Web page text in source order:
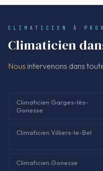
selon l'isolation et la
CLIMATICIEN À
Climaticien
Nous intervenons dans
Climaticien Garges-lès-
Gonesse
Climaticien Villiers-le-Bel
Climaticien Gonesse